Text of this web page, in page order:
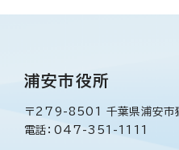
浦安市役所
〒279-8501 千葉県浦安市
電話：047-351-1111